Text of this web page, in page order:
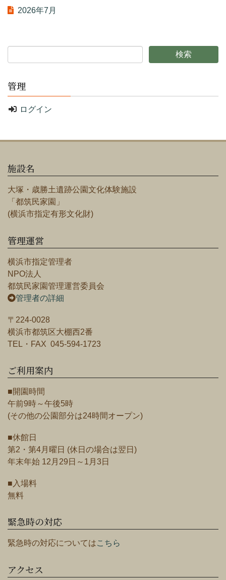
2026年7月
管理
ログイン
施設名
大塚・歳勝土遺跡公園文化体験施設
「都筑民家園」
(横浜市指定有形文化財)
管理運営
横浜市指定管理者
NPO法人
都筑民家園管理運営委員会
管理者の詳細
〒224-0028
横浜市都筑区大棚西2番
TEL・FAX 045-594-1723
ご利用案内
■開園時間
午前9時～午後5時
(その他の公園部分は24時間オープン)
■休館日
第2・第4月曜日 (休日の場合は翌日)
年末年始 12月29日～1月3日
■入場料
無料
緊急時の対応
緊急時の対応についてはこちら
アクセス